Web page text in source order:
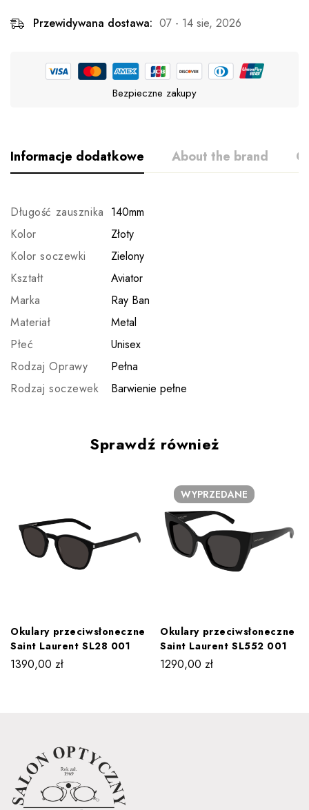
Przewidywana dostawa: 07 - 14 sie, 2026
Bezpieczne zakupy
Informacje dodatkowe About the brand
Długość zausznika 140mm
Kolor
Złoty
Kolor soczewki
Zielony
Kształt
Aviator
Marka
Ray Ban
Materiał
Metal
Płeć
Unisex
Rodzaj Oprawy
Pełna
Rodzaj soczewek
Barwienie pełne
Sprawdź również
Okulary przeciwsłoneczne
Saint Laurent SL28 001
1390,00 zł
WYPRZEDANE
Okulary przeciwsłoneczne
Saint Laurent SL552 001
1290,00 zł